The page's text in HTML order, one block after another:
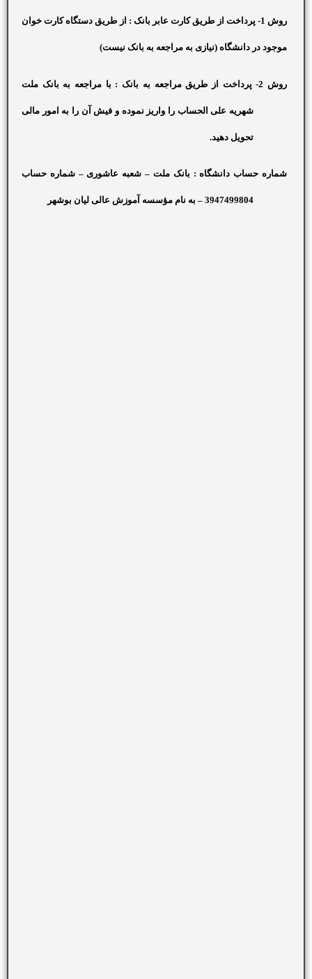
روش 1- پرداخت از طریق کارت عابر بانک : از طریق دستگاه کارت خوان
موجود در دانشگاه (نیازی به مراجعه به بانک نیست)
روش 2- پرداخت از طریق مراجعه به بانک : با مراجعه به بانک ملت
شهریه علی الحساب را واریز نموده و فیش آن را به امور مالی
تحویل دهید.
شماره حساب دانشگاه : بانک ملت –شعبه عاشوری – شماره حساب
3947499804 – به نام مؤسسه آموزش عالی لیان بوشهر